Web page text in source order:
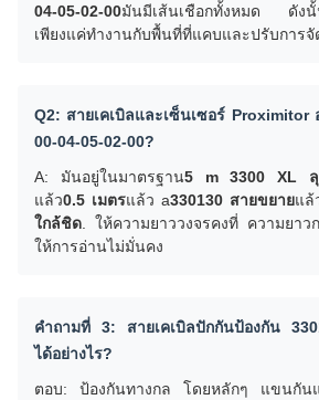
04-05-02-00มันมีเส้นเชือกทั้งหมด ดังนั้
เพียงแค่ทํางานกับพื้นที่ที่แคบและปรับการ
Q2: สายเคเบิลและเซ็นเซอร์ Proximitor
00-04-05-02-00?
A: มันอยู่ในมาตรฐาน5 m 3300 XL
แล้ว0.5 เมตรแล้ว a330130 สายขยายแล้
ใกล้ชิด . ให้ความยาววงจรคงที่ ความยา
ให้การอ่านไม่มั่นคง
คําถามที่ 3: สายเคเบิลปักกันป้องกัน
ได้อย่างไร?
ตอบ: ป้องกันทางกล โดยหลักๆ แขนกันแ